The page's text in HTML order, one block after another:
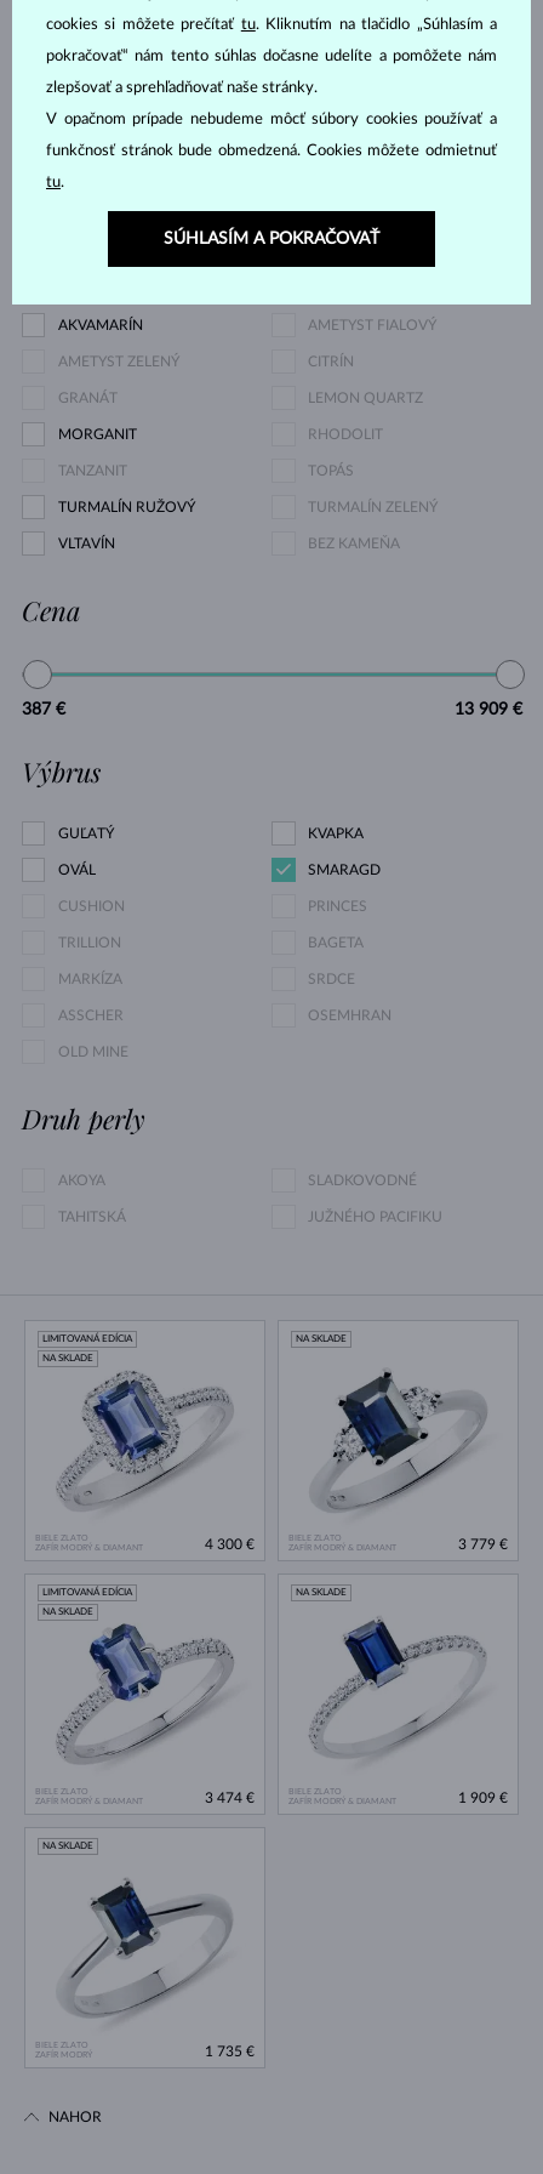
DIAMANT DIAMANT LAB GROWN
DIAMANT ČIERNY DIAMANT CHAMPAGNE
DIAMANT MODRÝ
DIAMANT ZELENÝ ZAFÍR MODRÝ
AKVAMARÍN AMETYST FIALOVÝ
AMETYST ZELENÝ CITRÍN
GRANÁT LEMON QUARTZ
MORGANIT RHODOLIT
TANZANIT TOPÁS
TURMALÍN RUŽOVÝ TURMALÍN ZELENÝ
VLTAVÍN BEZ KAMEŇA
Cena
387 € 13 909 €
Výbrus
GUĽATÝ KVAPKA
OVÁL SMARAGD
CUSHION PRINCES
TRILLION BAGETA
MARKÍZA SRDCE
ASSCHER OSEMHRAN
OLD MINE
Druh perly
AKOYA SLADKOVODNÉ
TAHITSKÁ JUŽNÉHO PACIFIKU
BIELE ZLATO
ZAFÍR MODRÝ & DIAMANT
LIMITOVANÁ EDÍCIA
NA SKLADE
4 300 €
BIELE ZLATO
ZAFÍR MODRÝ & DIAMANT
NA SKLADE
3 779 €
BIELE ZLATO
ZAFÍR MODRÝ & DIAMANT
LIMITOVANÁ EDÍCIA
NA SKLADE
3 474 €
BIELE ZLATO
ZAFÍR MODRÝ & DIAMANT
NA SKLADE
1 909 €
BIELE ZLATO
ZAFÍR MODRÝ
NA SKLADE
1 735 €
NAHOR
cookies si môžete prečítať tu. Kliknutím na tlačidlo „Súhlasím a
pokračovať“ nám tento súhlas dočasne udelíte a pomôžete nám
zlepšovať a sprehľadňovať naše stránky.
V opačnom prípade nebudeme môcť súbory cookies používať a
funkčnosť stránok bude obmedzená. Cookies môžete odmietnuť
tu.
SÚHLASÍM A POKRAČOVAŤ